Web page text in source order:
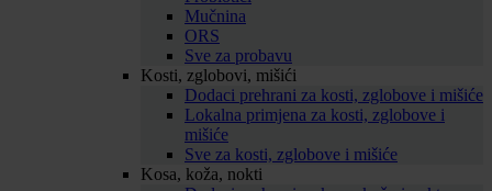
Mučnina
ORS
Sve za probavu
Kosti, zglobovi, mišići
Dodaci prehrani za kosti, zglobove i mišiće
Lokalna primjena za kosti, zglobove i
mišiće
Sve za kosti, zglobove i mišiće
Kosa, koža, nokti